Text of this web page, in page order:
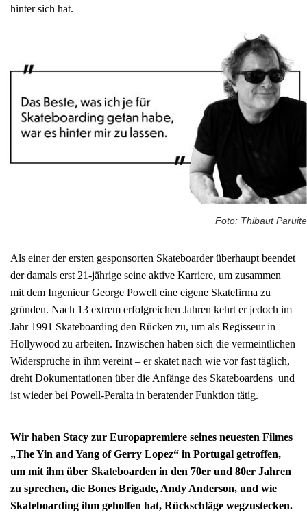
hinter sich hat.
Foto: Thibaut Paruite
Als einer der ersten gesponsorten Skateboarder überhaupt beendet
der damals erst 21-jährige seine aktive Karriere, um zusammen
mit dem Ingenieur George Powell eine eigene Skatefirma zu
gründen. Nach 13 extrem erfolgreichen Jahren kehrt er jedoch im
Jahr 1991 Skateboarding den Rücken zu, um als Regisseur in
Hollywood zu arbeiten. Inzwischen haben sich die vermeintlichen
Widersprüche in ihm vereint – er skatet nach wie vor fast täglich,
dreht Dokumentationen über die Anfänge des Skateboardens und
ist wieder bei Powell-Peralta in beratender Funktion tätig.
Wir haben Stacy zur Europapremiere seines neuesten Filmes
„The Yin and Yang of Gerry Lopez“ in Portugal getroffen,
um mit ihm über Skateboarden in den 70er und 80er Jahren
zu sprechen, die Bones Brigade, Andy Anderson, und wie
Skateboarding ihm geholfen hat, Rückschläge wegzustecken.